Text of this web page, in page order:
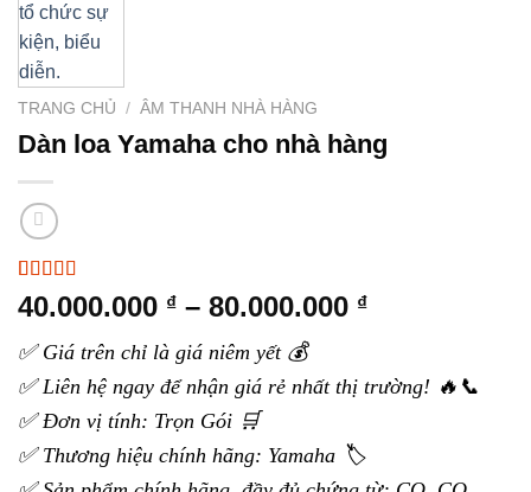
TRANG CHỦ / ÂM THANH NHÀ HÀNG
Dàn loa Yamaha cho nhà hàng
5.00 trên 5
dựa trên
4
40.000.000 ₫ – 80.000.000 ₫Khoảng
40.000.000 ₫
✅ Giá trên chỉ là giá niêm yết 💰
✅ Liên hệ ngay để nhận giá rẻ nhất thị trường! 🔥📞
✅ Đơn vị tính: Trọn Gói 🛒
✅ Thương hiệu chính hãng: Yamaha 🏷️